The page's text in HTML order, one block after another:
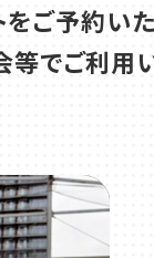
店舗
ご予約い
等でご利用